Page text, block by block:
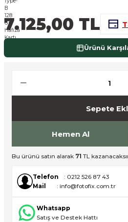
Cihazları
Işık Setleri
7.125,00 TL
Ürünü
Sepete
Hemen Al
Bu ürünü satın alarak 71 TL
Telefon
: 0212 526 87 43
Mail
: info@fotofix.com.tr
Whatsapp
Satış ve Destek Hattı